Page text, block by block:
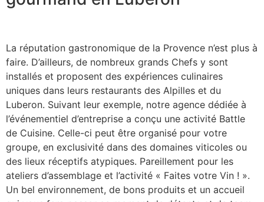
La réputation gastronomique de la Provence n’est plus à
faire. D’ailleurs, de nombreux grands Chefs y sont
installés et proposent des expériences culinaires
uniques dans leurs restaurants des Alpilles et du
Luberon. Suivant leur exemple, notre agence dédiée à
l’événementiel d’entreprise a conçu une activité Battle
de Cuisine. Celle-ci peut être organisé pour votre
groupe, en exclusivité dans des domaines viticoles ou
des lieux réceptifs atypiques. Pareillement pour les
ateliers d’assemblage et l’activité « Faites votre Vin ! ».
Un bel environnement, de bons produits et un accueil